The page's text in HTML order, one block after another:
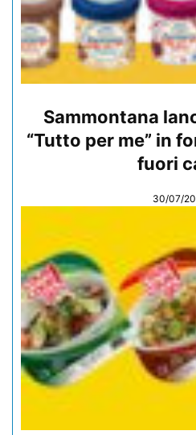
Sammontana
“Tutto per me” in
fuori
30/07/